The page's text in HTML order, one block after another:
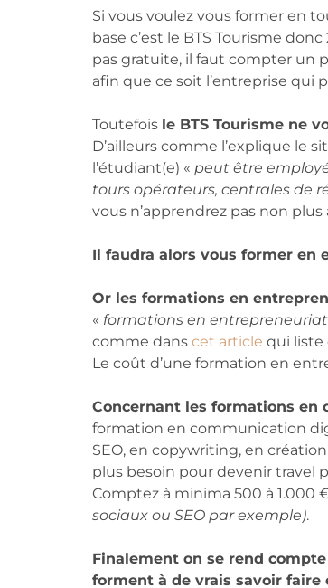
Si vous voulez vous former en
base c’est le BTS Tourisme
pas gratuite, il faut compter un
afin que ce soit l’entreprise qui
Toutefois le BTS Tourisme ne
D’ailleurs comme l’explique le
l’étudiant(e) « peut être
tours opérateurs, centrales de
vous n’apprendrez pas non
Il faudra alors vous former en
Or les formations en
« formations en entrepreneuriat
comme dans cet article qui liste
Le coût d’une formation en
Concernant les formations en
formation en communication
SEO, en copywriting, en
plus besoin pour devenir travel
Comptez à minima 500 à
sociaux ou SEO par exemple).
Finalement on se rend
forment à de vrais savoir faire